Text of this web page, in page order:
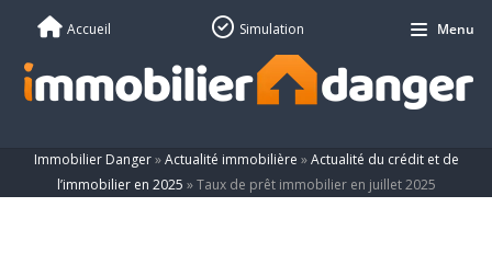
Immobilier Danger»Actualité immobilière »Actualité du crédit et de
l’immobilier en 2025 »Taux de prêt immobilier en juillet 2025
Accueil Simulation Menu